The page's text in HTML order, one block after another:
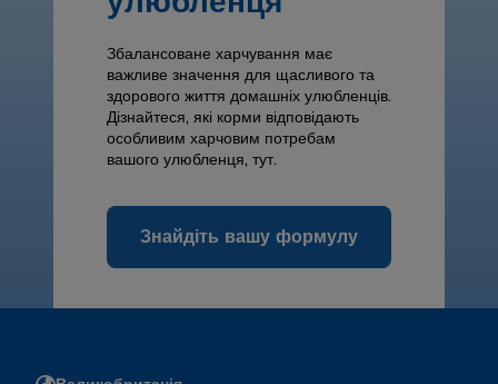
Збалансоване харчування має
важливе значення для щасливого та
здорового життя домашніх улюбленців.
Дізнайтеся, які корми відповідають
особливим харчовим потребам
вашого улюбленця, тут.
Знайдіть вашу формулу